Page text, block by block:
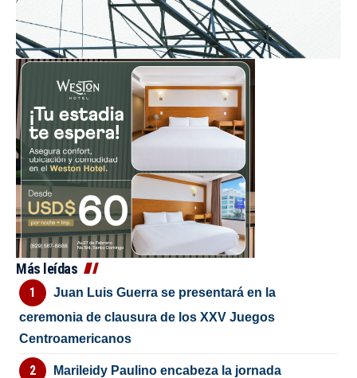
Más leídas
Juan Luis Guerra se presentará en la
ceremonia de clausura de los XXV Juegos
Centroamericanos
Marileidy Paulino encabeza la jornada